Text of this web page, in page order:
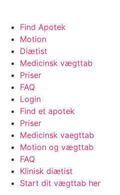
Find Apotek
Motion
Diætist
Medicinsk vægttab
Priser
FAQ
Login
Find et apotek
Priser
Medicinsk vaegttab
Motion og vægttab
FAQ
Klinisk diætist
Start dit vægttab her